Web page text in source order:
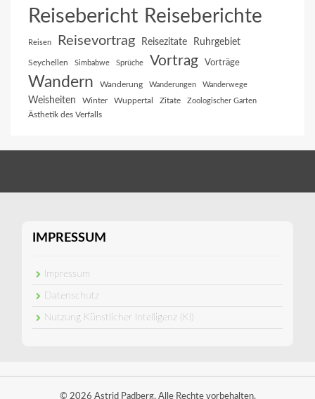
Reisebericht Reiseberichte
Reisen Reisevortrag Reisezitate Ruhrgebiet
Seychellen Simbabwe Sprüche Vortrag Vorträge
Wandern Wanderung Wanderungen Wanderwege
Weisheiten Winter Wuppertal Zitate Zoologischer Garten
Ästhetik des Verfalls
IMPRESSUM
Impressum
Datenschutz
Nutzung Künstlicher Intelligenz (KI)
© 2026 Astrid Padberg. Alle Rechte vorbehalten.